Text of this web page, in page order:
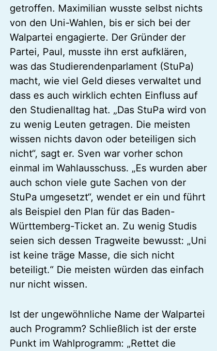
getroffen. Maximilian wusste selbst nichts
von den Uni-Wahlen, bis er sich bei der
Walpartei engagierte. Der Gründer der
Partei, Paul, musste ihn erst aufklären,
was das Studierendenparlament (StuPa)
macht, wie viel Geld dieses verwaltet und
dass es auch wirklich echten Einfluss auf
den Studienalltag hat. „Das StuPa wird von
zu wenig Leuten getragen. Die meisten
wissen nichts davon oder beteiligen sich
nicht“, sagt er. Sven war vorher schon
einmal im Wahlausschuss. „Es wurden aber
auch schon viele gute Sachen von der
StuPa umgesetzt“, wendet er ein und führt
als Beispiel den Plan für das Baden-
Württemberg-Ticket an. Zu wenig Studis
seien sich dessen Tragweite bewusst: „Uni
ist keine träge Masse, die sich nicht
beteiligt.“ Die meisten würden das einfach
nur nicht wissen.
Ist der ungewöhnliche Name der Walpartei
auch Programm? Schließlich ist der erste
Punkt im Wahlprogramm: „Rettet die